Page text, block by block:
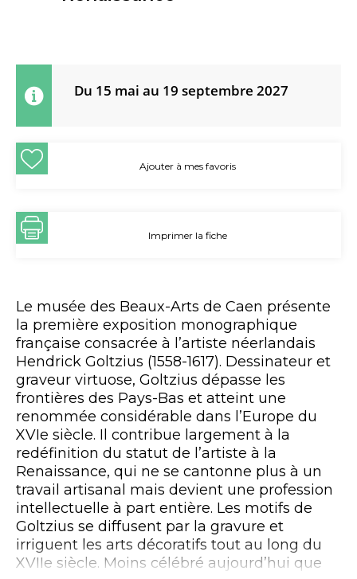
Du 15 mai au 19 septembre 2027
Ajouter à mes favoris
Imprimer la fiche
Le musée des Beaux-Arts de Caen présente
la première exposition monographique
française consacrée à l’artiste néerlandais
Hendrick Goltzius (1558-1617). Dessinateur et
graveur virtuose, Goltzius dépasse les
frontières des Pays-Bas et atteint une
renommée considérable dans l’Europe du
XVIe siècle. Il contribue largement à la
redéfinition du statut de l’artiste à la
Renaissance, qui ne se cantonne plus à un
travail artisanal mais devient une profession
intellectuelle à part entière. Les motifs de
Goltzius se diffusent par la gravure et
irriguent les arts décoratifs tout au long du
XVIIe siècle. Moins célébré aujourd’hui que